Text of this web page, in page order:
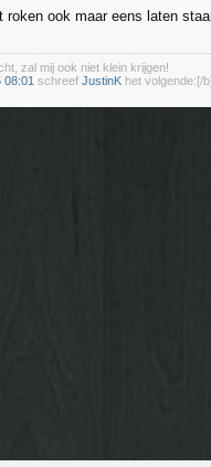
roken ook maar eens laten
zal mij ook niet klein krijgen!
08:01 schreef JustinK het volgende:[/b]